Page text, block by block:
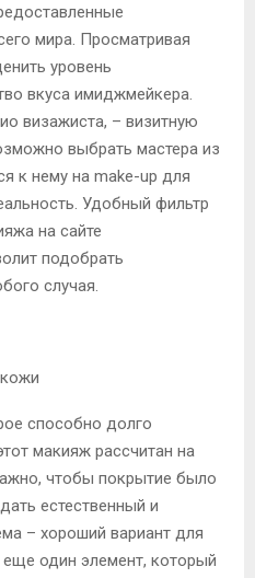
мира. Просматривая
уровень
вкуса имиджмейкера.
визажиста, – визитную
выбрать мастера из
к нему на make-up для
Удобный фильтр
на сайте
подобрать
случая.
способно долго
макияж рассчитан на
чтобы покрытие было
естественный и
– хороший вариант для
еще один элемент, который